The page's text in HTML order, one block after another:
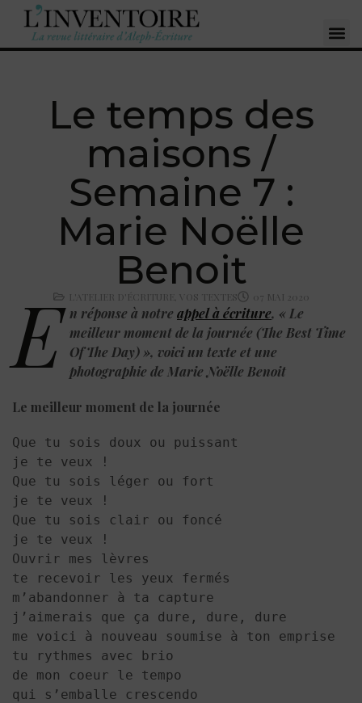
Le temps des
maisons /
Semaine 7 :
Marie Noëlle
Benoit
L'ATELIER D'ÉCRITURE VOS TEXTES 07 MAI 2020
E n réponse à notre appel à écriture, « Le
meilleur moment de la journée (The Best Time
Of The Day) », voici un texte et une
photographie de Marie Noëlle Benoit
Le meilleur moment de la journée
Que tu sois doux ou puissant
je te veux !
Que tu sois léger ou fort
je te veux !
Que tu sois clair ou foncé
je te veux !
Ouvrir mes lèvres
te recevoir les yeux fermés
m’abandonner à ta capture
j’aimerais que ça dure, dure, dure
me voici à nouveau soumise à ton emprise
tu rythmes avec brio
de mon coeur le tempo
qui s’emballe crescendo